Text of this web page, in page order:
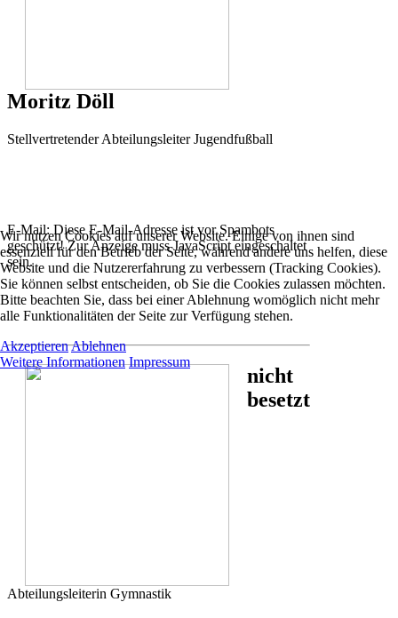
Moritz Döll
Stellvertretender Abteilungsleiter Jugendfußball
E-Mail: Diese E-Mail-Adresse ist vor Spambots
geschützt! Zur Anzeige muss JavaScript eingeschaltet
sein.
nicht
besetzt
Abteilungsleiterin Gymnastik
Wir nutzen Cookies auf unserer Website. Einige von ihnen sind
essenziell für den Betrieb der Seite, während andere uns helfen, diese
Website und die Nutzererfahrung zu verbessern (Tracking Cookies).
Sie können selbst entscheiden, ob Sie die Cookies zulassen möchten.
Bitte beachten Sie, dass bei einer Ablehnung womöglich nicht mehr
alle Funktionalitäten der Seite zur Verfügung stehen.
AkzeptierenAblehnen
Weitere Informationen Impressum